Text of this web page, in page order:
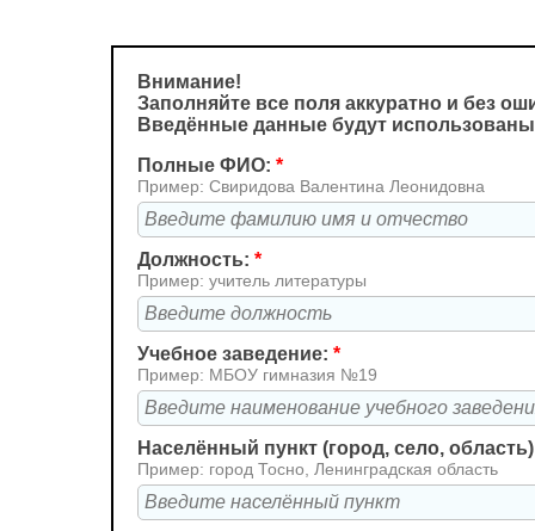
Внимание!
Заполняйте все поля аккуратно и без
Введённые данные будут
Полные ФИО: *
Пример: Свиридова Валентина Леонидовна
Должность: *
Пример: учитель литературы
Учебное заведение: *
Пример: МБОУ гимназия №19
Населённый пункт (город, село,
Пример: город Тосно, Ленинградская область